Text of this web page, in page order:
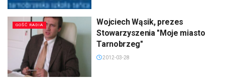
GOŚĆ RADIA
Wojciech Wąsik, prezes
Stowarzyszenia "Moje miasto
Tarnobrzeg"
2012-03-28